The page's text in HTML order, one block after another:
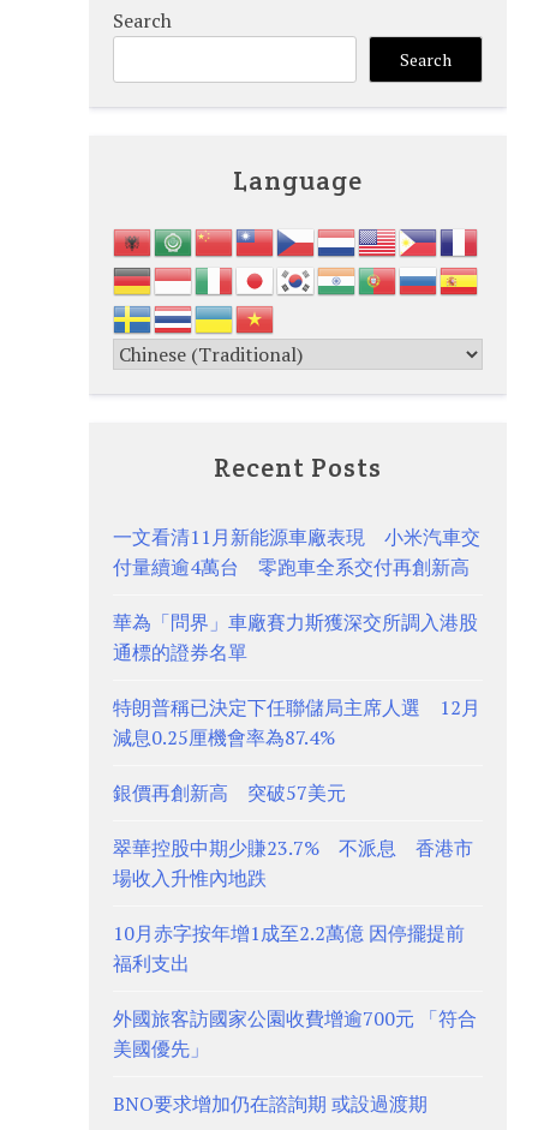
Search
Search
Language
Recent Posts
一文看清11月新能源車廠表現 小米汽車交
付量續逾4萬台 零跑車全系交付再創新高
華為「問界」車廠賽力斯獲深交所調入港股
通標的證券名單
特朗普稱已決定下任聯儲局主席人選 12月
減息0.25厘機會率為87.4%
銀價再創新高 突破57美元
翠華控股中期少賺23.7% 不派息 香港市
場收入升惟內地跌
10月赤字按年增1成至2.2萬億 因停擺提前
福利支出
外國旅客訪國家公園收費增逾700元 「符合
美國優先」
BNO要求增加仍在諮詢期 或設過渡期